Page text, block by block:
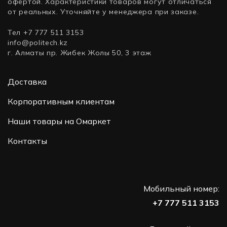
от реальных. Уточняйте у менеджера при заказе.
Тел +7 777 511 3153
info@politech.kz
г. Алматы пр. Жибек Жолы 50, 3 этаж
Доставка
Корпоративным клиентам
Наши товары на Омаркет
Контакты
Мобильный номер:
+7 777 511 3153